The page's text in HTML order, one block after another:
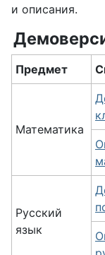
и описания.
Предмет
Математика
Русский
язык